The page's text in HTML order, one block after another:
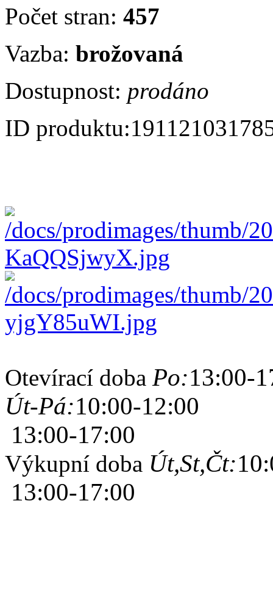
Počet stran: 457
Vazba: brožovaná
Dostupnost: prodáno
ID produktu:
Otevírací doba Po:13:00-
Út-Pá:10:00-12:00
13:00-17:00
Výkupní doba Út,St,Čt:
13:00-17:00